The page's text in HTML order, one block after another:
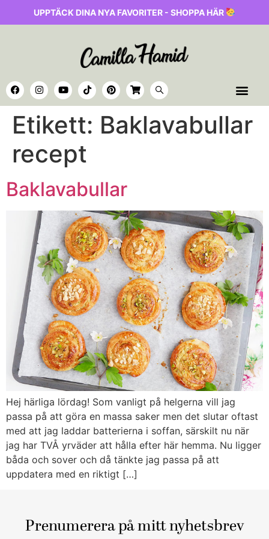
UPPTÄCK DINA NYA FAVORITER - SHOPPA HÄR
Etikett: Baklavabullar
recept
Baklavabullar
Hej härliga lördag! Som vanligt på helgerna vill jag
passa på att göra en massa saker men det slutar oftast
med att jag laddar batterierna i soffan, särskilt nu när
jag har TVÅ yrväder att hålla efter här hemma. Nu ligger
båda och sover och då tänkte jag passa på att
uppdatera med en riktigt […]
Prenumerera på mitt nyhetsbrev